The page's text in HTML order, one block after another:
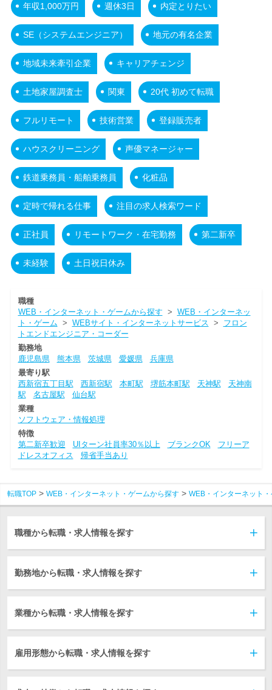
年収1,000万円 週休3日 内定とりたい
SE（システムエンジニア） 地元の有名企業
地域未来牽引企業 キャリアチェンジ
土地家屋調査士 関東 20代 初めて転職
フルリモート 技術営業 登録販売者
ハウスクリーニング 声優マネージャー
鉄道乗務員・船舶乗務員 化粧品
定時で帰れる仕事 注目の求人検索ワード
正社員 リモートワーク・在宅勤務 第二新卒
未経験 土日祝日休み
職種
WEB・インターネット・ゲームから探す > WEB・インターネッ
ト・ゲーム > WEBサイト・インターネットサービス > フロン
トエンドエンジニア・コーダー
勤務地
鹿児島県
熊本県 茨城県 愛媛県
兵庫県
最寄り駅
西新宿五丁目駅
西新宿駅 本町駅 堺筋本町駅 天神駅
天神南
駅
名古屋駅
仙台駅
業種
ソフトウェア・情報処理
特徴
第二新卒歓迎
UIターン社員率30％以上 ブランクOK
フリーア
ドレスオフィス
帰省手当あり
転職TOP WEB・インターネット・ゲームから探す WEB・インターネット
職種から転職・求人情報を探す
勤務地から転職・求人情報を探す
業種から転職・求人情報を探す
雇用形態から転職・求人情報を探す